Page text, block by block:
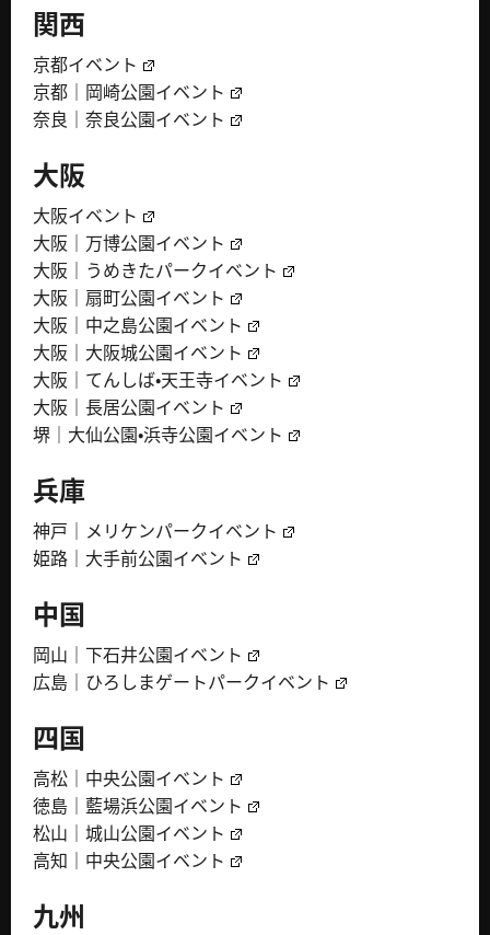
関西
京都イベント
京都｜岡崎公園イベント
奈良｜奈良公園イベント
大阪
大阪イベント
大阪｜万博公園イベント
大阪｜うめきたパークイベント
大阪｜扇町公園イベント
大阪｜中之島公園イベント
大阪｜大阪城公園イベント
大阪｜てんしば・天王寺イベント
大阪｜長居公園イベント
堺｜大仙公園・浜寺公園イベント
兵庫
神戸｜メリケンパークイベント
姫路｜大手前公園イベント
中国
岡山｜下石井公園イベント
広島｜ひろしまゲートパークイベント
四国
高松｜中央公園イベント
徳島｜藍場浜公園イベント
松山｜城山公園イベント
高知｜中央公園イベント
九州